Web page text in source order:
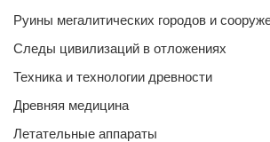
Руины мегалитических городов и
Следы цивилизаций в отложениях
Техника и технологии древности
Древняя медицина
Летательные аппараты